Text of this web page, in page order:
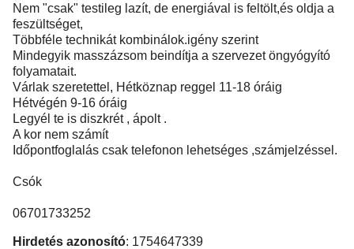
Nem "csak" testileg lazít, de energiával is feltölt,és oldja a
feszültséget,
Többféle technikát kombinálok.igény szerint
Mindegyik masszázsom beindítja a szervezet öngyógyító
folyamatait.
Várlak szeretettel, Hétköznap reggel 11-18 óráig
Hétvégén 9-16 óráig
Legyél te is diszkrét , ápolt .
A kor nem számít
Időpontfoglalás csak telefonon lehetséges ,számjelzéssel.
Csók
06701733252
Hirdetés azonosító: 1754647339